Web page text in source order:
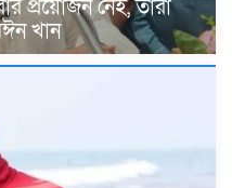
প্রয়োজন নেই, তারা
খান